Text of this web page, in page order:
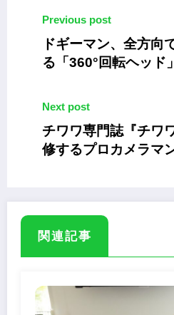
Previous post
ドギーマン、全方向
る「360°回転ヘッド
Next post
チワワ専門誌『チワ
修するプロカメラマ
関連記事